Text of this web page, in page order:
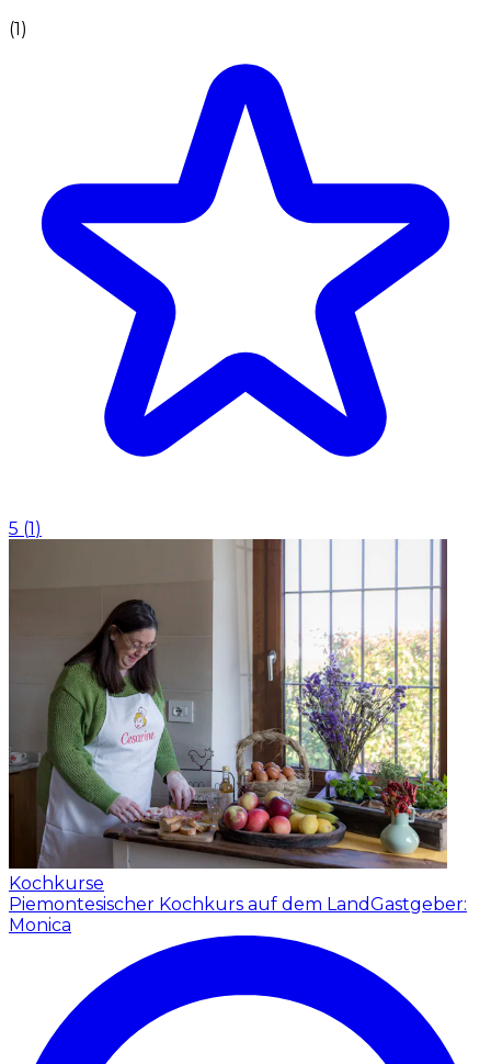
(1)
5 (1)
Kochkurse
Piemontesischer Kochkurs auf dem LandGastgeber:
Monica